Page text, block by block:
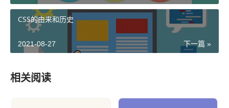
CSS的由来和历史
下一篇 »
2021-08-27
相关阅读